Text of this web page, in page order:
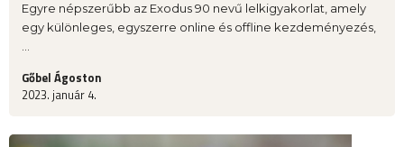
Egyre népszerűbb az Exodus 90 nevű lelkigyakorlat, amely
egy különleges, egyszerre online és offline kezdeményezés,
Gőbel Ágoston
2023. január 4.